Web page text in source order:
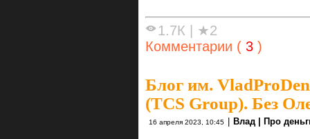
1.7К
★2
Комментарии ( 3 )
Блог им.
(TCS Group). Без
16 апреля 2023, 10:45 Влад | Про